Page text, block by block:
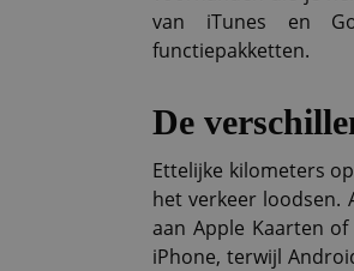
van iTunes en
functiepakketten.
De
Ettelijke kilometers
het verkeer loodsen.
aan Apple Kaarten of
iPhone, terwijl